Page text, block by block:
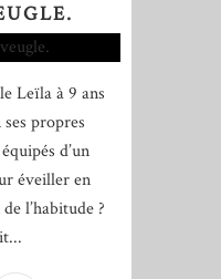
Leïla à 9 ans
propres
d’un
éveiller en
l’habitude ?